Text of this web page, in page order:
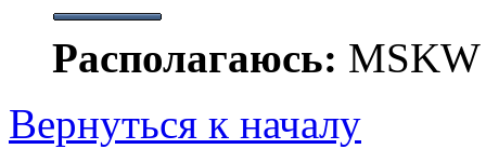
Располагаюсь: MSKW
Вернуться к началу